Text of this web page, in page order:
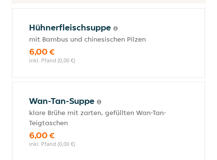
Hühnerfleischsuppe
mit Bambus und chinesischen Pilzen
6,00 €
inkl. Pfand (0,00 €)
Wan-Tan-Suppe
klare Brühe mit zarten, gefüllten Wan-Tan-
Teigtaschen
6,00 €
inkl. Pfand (0,00 €)